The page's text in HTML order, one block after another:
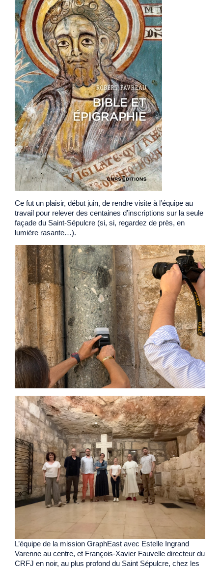
Ce fut un plaisir, début juin, de rendre visite à l’équipe au
travail pour relever des centaines d’inscriptions sur la seule
façade du Saint-Sépulcre (si, si, regardez de près, en
lumière rasante…).
L’équipe de la mission GraphEast avec Estelle Ingrand
Varenne au centre, et François-Xavier Fauvelle directeur du
CRFJ en noir, au plus profond du Saint Sépulcre, chez les